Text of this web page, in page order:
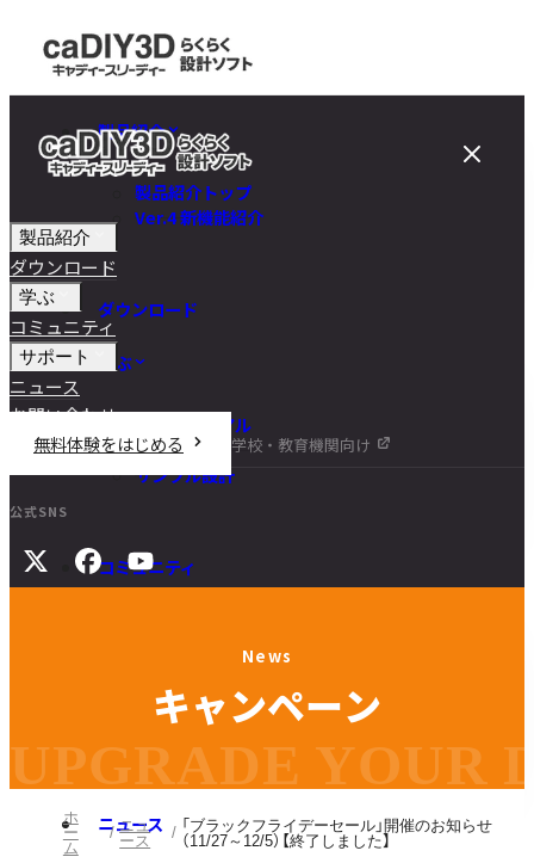
製品紹介
製品紹介トップ
Ver.4 新機能紹介
ダウンロード
学ぶ
チュートリアル
DIY講座
サンプル設計
コミュニティ
マニュアル
旧バージョンダウンロード
ニュース
製品紹介
ダウンロード
学ぶ
コミュニティ
サポート
ニュース
お問い合わせ
無料体験をはじめる
学校・教育機関向け
公式SNS
News
キャンペーン
UPGRADE YOUR
ホ
ー
ム
ニュ
ース
「ブラックフライデーセール」開催のお知らせ
（11/27～12/5）【終了しました】